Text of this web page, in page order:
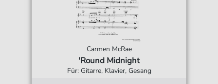
Carmen McRae
'Round Midnight
Für: Gitarre, Klavier, Gesang